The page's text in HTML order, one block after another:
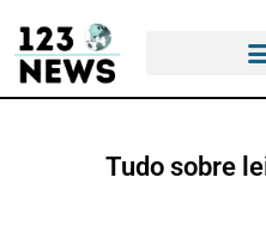
Tudo sobre